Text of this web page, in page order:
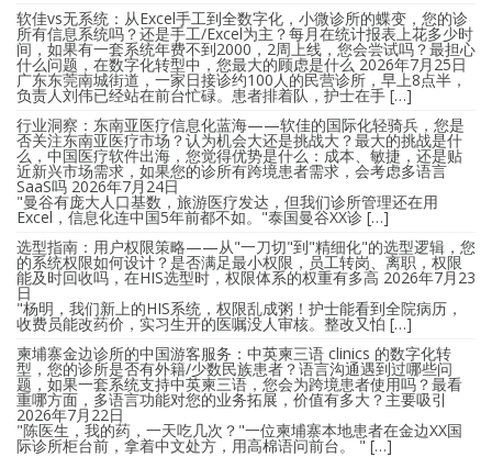
软佳vs无系统：从Excel手工到全数字化，小微诊所的蝶变，您的诊
所有信息系统吗？还是手工/Excel为主？每月在统计报表上花多少时
间，如果有一套系统年费不到2000，2周上线，您会尝试吗？最担心
什么问题，在数字化转型中，您最大的顾虑是什么 2026年7月25日
广东东莞南城街道，一家日接诊约100人的民营诊所，早上8点半，
负责人刘伟已经站在前台忙碌。患者排着队，护士在手 […]
行业洞察：东南亚医疗信息化蓝海——软佳的国际化轻骑兵，您是
否关注东南亚医疗市场？认为机会大还是挑战大？最大的挑战是什
么，中国医疗软件出海，您觉得优势是什么：成本、敏捷，还是贴
近新兴市场需求，如果您的诊所有跨境患者需求，会考虑多语言
SaaS吗 2026年7月24日
"曼谷有庞大人口基数，旅游医疗发达，但我们诊所管理还在用
Excel，信息化连中国5年前都不如。"泰国曼谷XX诊 […]
选型指南：用户权限策略——从"一刀切"到"精细化"的选型逻辑，您
的系统权限如何设计？是否满足最小权限，员工转岗、离职，权限
能及时回收吗，在HIS选型时，权限体系的权重有多高 2026年7月23
日
"杨明，我们新上的HIS系统，权限乱成粥！护士能看到全院病历，
收费员能改药价，实习生开的医嘱没人审核。整改又怕 […]
柬埔寨金边诊所的中国游客服务：中英柬三语 clinics 的数字化转
型，您的诊所是否有外籍/少数民族患者？语言沟通遇到过哪些问
题，如果一套系统支持中英柬三语，您会为跨境患者使用吗？最看
重哪方面，多语言功能对您的业务拓展，价值有多大？主要吸引
2026年7月22日
"陈医生，我的药，一天吃几次？"一位柬埔寨本地患者在金边XX国
际诊所柜台前，拿着中文处方，用高棉语问前台。 " […]